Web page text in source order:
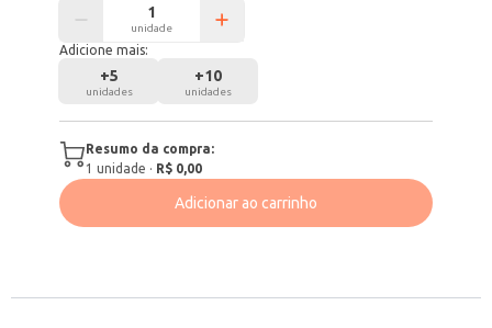
unidade
Adicione mais:
+5
unidades
+10
unidades
Resumo da compra:
1 unidade · R$ 0,00
Adicionar ao carrinho